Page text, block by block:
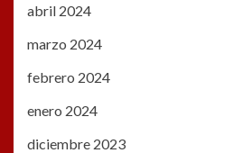
abril 2024
marzo 2024
febrero 2024
enero 2024
diciembre 2023